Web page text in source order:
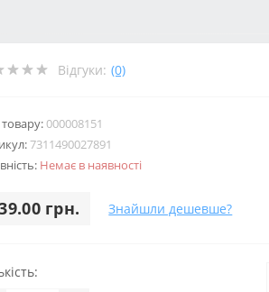
Відгуки: (0)
000008151
7311490027891
Немає в наявності
грн. Знайшли дешевше?